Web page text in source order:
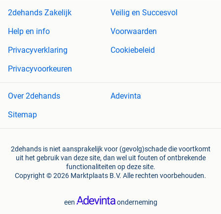
2dehands Zakelijk
Veilig en Succesvol
Help en info
Voorwaarden
Privacyverklaring
Cookiebeleid
Privacyvoorkeuren
Over 2dehands
Adevinta
Sitemap
2dehands is niet aansprakelijk voor (gevolg)schade die voortkomt
uit het gebruik van deze site, dan wel uit fouten of ontbrekende
functionaliteiten op deze site.
Copyright © 2026 Marktplaats B.V. Alle rechten voorbehouden.
een onderneming